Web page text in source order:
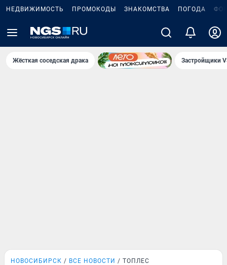
НЕДВИЖИМОСТЬ ПРОМОКОДЫ ЗНАКОМСТВА ПОГОДА
Жёсткая соседская драка Застройщики
НОВОСИБИРСК ВСЕ НОВОСТИ ТОПЛЕС